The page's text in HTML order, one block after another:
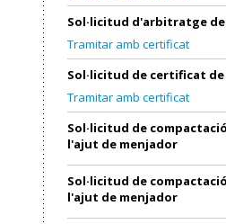
Sol·licitud d'arbitratge
Tramitar amb certificat
Sol·licitud de certificat
Tramitar amb certificat
Sol·licitud de
l'ajut de menjador
Sol·licitud de
l'ajut de menjador